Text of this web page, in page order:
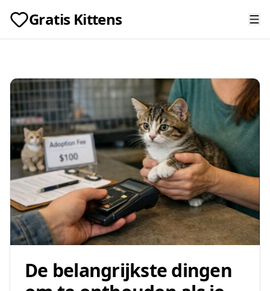
Gratis Kittens
De belangrijkste dingen